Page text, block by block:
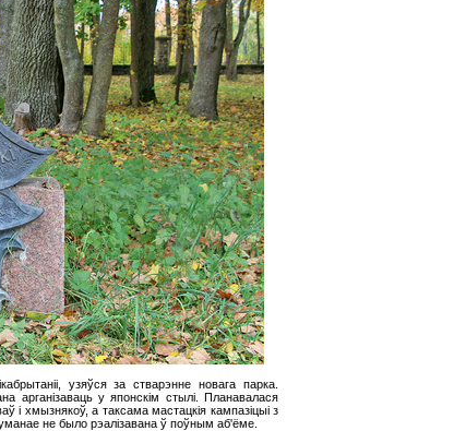
узяўся за стварэнне новага парка.
у японскім стылі. Планавалася
і хмызнякоў, а таксама мастацкія кампазіцыі з
не было рэалізавана ў поўным аб'ёме.